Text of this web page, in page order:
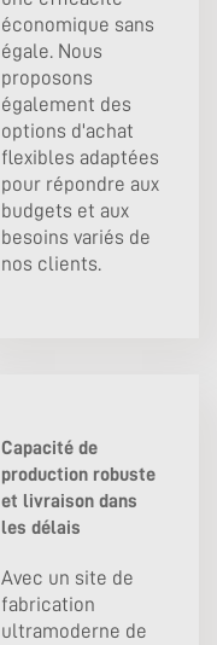
économique sans
égale. Nous
proposons
également des
options d'achat
flexibles adaptées
pour répondre aux
budgets et aux
besoins variés de
nos clients.
Capacité de
production robuste
et livraison dans
les délais
Avec un site de
fabrication
ultramoderne de